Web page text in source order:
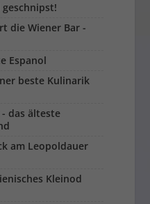
die Wiener Bar -
Espanol
beste Kulinarik
das älteste
am Leopoldauer
Kleinod